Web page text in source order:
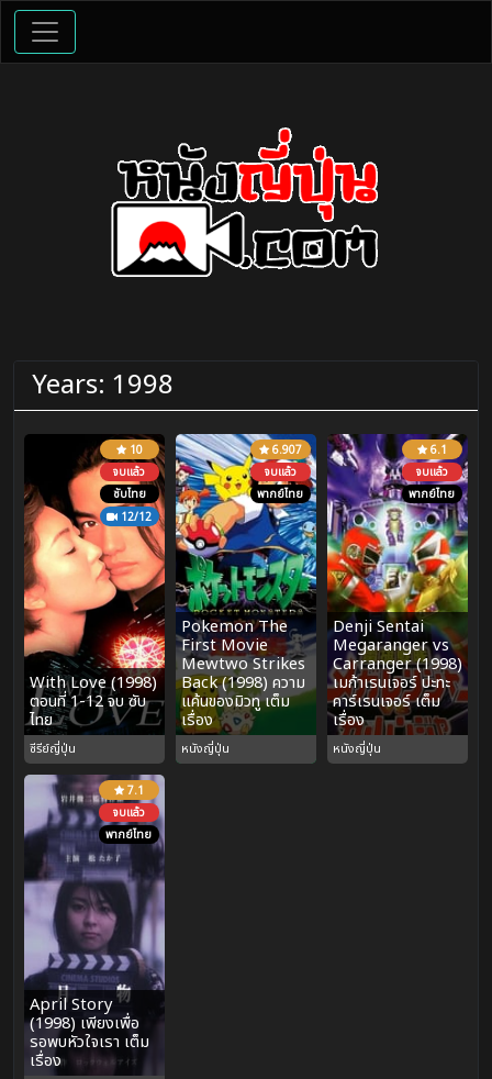
Years: 1998
10
จบแล้ว
ซับไทย
12/12
With Love (1998)
ตอนที่ 1-12 จบ ซับ
ไทย
ซีรีย์ญี่ปุ่น
6.907
จบแล้ว
พากย์ไทย
Pokemon The
First Movie
Mewtwo Strikes
Back (1998) ความ
แค้นของมิวทู เต็ม
เรื่อง
หนังญี่ปุ่น
6.1
จบแล้ว
พากย์ไทย
Denji Sentai
Megaranger vs
Carranger (1998)
เมก้าเรนเจอร์ ปะทะ
คาร์เรนเจอร์ เต็ม
เรื่อง
หนังญี่ปุ่น
7.1
จบแล้ว
พากย์ไทย
April Story
(1998) เพียงเพื่อ
รอพบหัวใจเรา เต็ม
เรื่อง